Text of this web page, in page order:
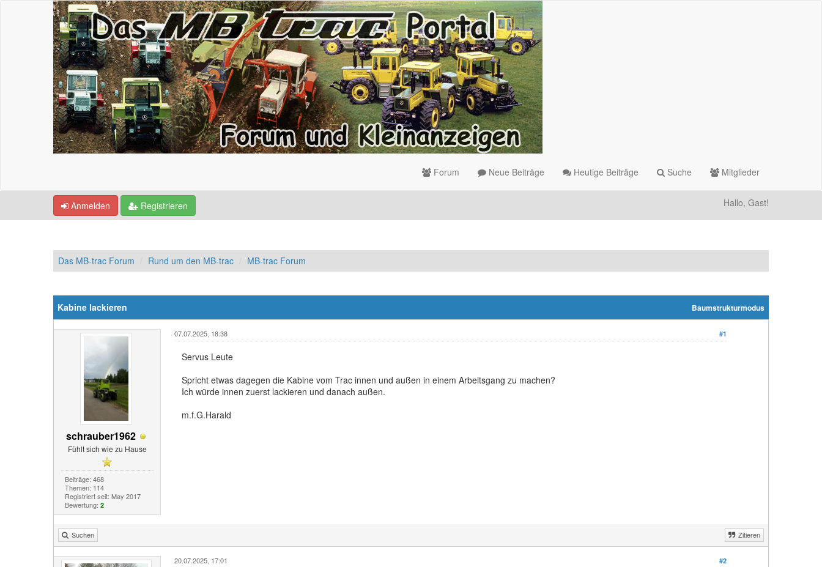
Forum Neue Beiträge Heutige Beiträge Suche Mitglieder
Anmelden Registrieren Hallo, Gast!
Das MB-trac Forum Rund um den MB-trac MB-trac Forum
Baumstrukturmodus
Kabine lackieren
schrauber1962
Fühlt sich wie zu Hause
Beiträge: 468
Themen: 114
Registriert seit: May 2017
Bewertung: 2
#1
07.07.2025, 18:38
Servus Leute
Spricht etwas dagegen die Kabine vom Trac innen und außen in einem Arbeitsgang zu machen?
Ich würde innen zuerst lackieren und danach außen.
m.f.G.Harald
Suchen Zitieren
#2
20.07.2025, 17:01